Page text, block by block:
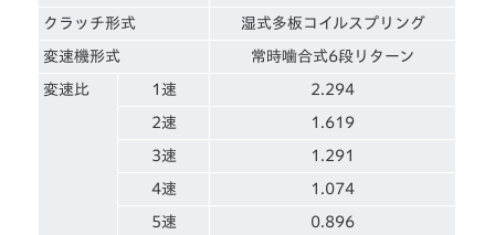
クラッチ形式 湿式多板コイルスプリング
変速機形式 常時噛合式6段リターン
変速比 1速 2.294
2速 1.619
3速 1.291
4速 1.074
5速 0.896